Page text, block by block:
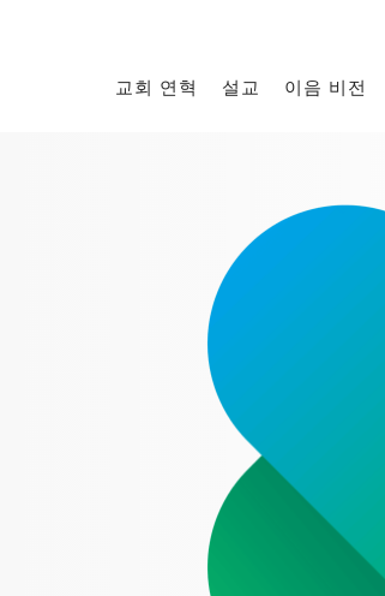
교회 연혁 설교 이음 비전